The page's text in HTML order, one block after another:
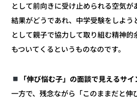
として前向きに受け止められる空気が
結果がどうであれ、中学受験をしよ
として親子で協力して取り組む精神
もついてくるというものなのです。
「伸び悩む子」の面談で見えるサイ
一方で、残念ながら「このままだと伸